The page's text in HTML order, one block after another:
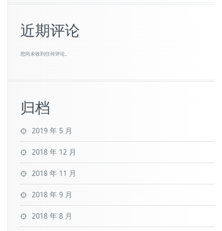
近期评论
您尚未收到任何评论。
归档
2019 年 5 月
2018 年 12 月
2018 年 11 月
2018 年 9 月
2018 年 8 月